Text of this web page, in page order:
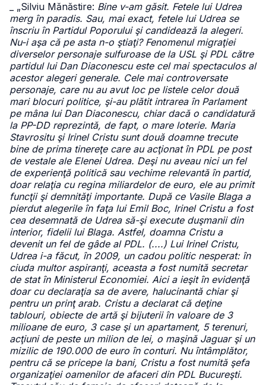
_ „Silviu Mănăstire: Bine v-am găsit. Fetele lui Udrea
merg în paradis. Sau, mai exact, fetele lui Udrea se
înscriu în Partidul Poporului şi candidează la alegeri.
Nu-i aşa că pe asta n-o ştiaţi? Fenomenul migraţiei
diverselor personaje sulfuroase de la USL şi PDL către
partidul lui Dan Diaconescu este cel mai spectaculos al
acestor alegeri generale. Cele mai controversate
personaje, care nu au avut loc pe listele celor două
mari blocuri politice, şi-au plătit intrarea în Parlament
pe mâna lui Dan Diaconescu, chiar dacă o candidatură
la PP-DD reprezintă, de fapt, o mare loterie. Maria
Stavrositu şi Irinel Cristu sunt două doamne trecute
bine de prima tinereţe care au acţionat în PDL pe post
de vestale ale Elenei Udrea. Deşi nu aveau nici un fel
de experienţă politică sau vechime relevantă în partid,
doar relaţia cu regina miliardelor de euro, ele au primit
funcţii şi demnităţi importante. După ce Vasile Blaga a
pierdut alegerile în faţa lui Emil Boc, Irinel Cristu a fost
cea desemnată de Udrea să-şi execute duşmanii din
interior, fidelii lui Blaga. Astfel, doamna Cristu a
devenit un fel de gâde al PDL. (....) Lui Irinel Cristu,
Udrea i-a făcut, în 2009, un cadou politic nesperat: în
ciuda multor aspiranţi, aceasta a fost numită secretar
de stat în Ministerul Economiei. Aici a ieşit în evidenţă
doar cu declaraţia sa de avere, halucinantă chiar şi
pentru un prinţ arab. Cristu a declarat că deţine
tablouri, obiecte de artă şi bijuterii în valoare de 3
milioane de euro, 3 case şi un apartament, 5 terenuri,
acţiuni de peste un milion de lei, o maşină Jaguar şi un
mizilic de 190.000 de euro în conturi. Nu întâmplător,
pentru că se pricepe la bani, Cristu a fost numită şefa
organizaţiei oamenilor de afaceri din PDL Bucureşti.